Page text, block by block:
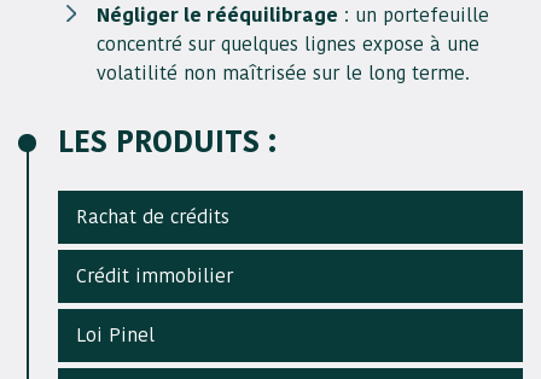
Négliger le rééquilibrage : un portefeuille
concentré sur quelques lignes expose à une
volatilité non maîtrisée sur le long terme.
LES PRODUITS :
Rachat de crédits
Crédit immobilier
Loi Pinel